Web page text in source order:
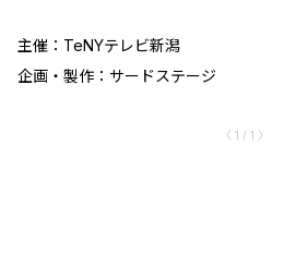
主催：TeNYテレビ新潟
企画・製作：サードステージ
〈 1 / 1 〉